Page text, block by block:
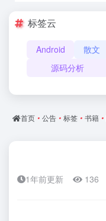
标签云
Android 散文
源码分析
首页 • 公告 • 标签 • 书籍 •
1年前更新 136